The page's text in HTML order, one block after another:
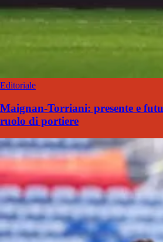
Editoriale
Maignan-Torriani: presente e
ruolo di portiere